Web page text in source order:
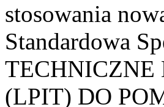
stosowania
Standardowa
(LPIT) DO